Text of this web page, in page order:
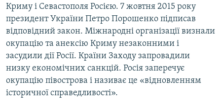
Криму і Севастополя Росією. 7 жовтня 2015 року
президент України Петро Порошенко підписав
відповідний закон. Міжнародні організації визнали
окупацію та анексію Криму незаконними і
засудили дії Росії. Країни Заходу запровадили
низку економічних санкцій. Росія заперечує
окупацію півострова і називає це «відновленням
історичної справедливості».